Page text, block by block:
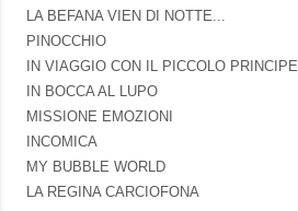
LA BEFANA VIEN DI NOTTE...
PINOCCHIO
IN VIAGGIO CON IL PICCOLO PRINCIPE
IN BOCCA AL LUPO
MISSIONE EMOZIONI
INCOMICA
MY BUBBLE WORLD
LA REGINA CARCIOFONA